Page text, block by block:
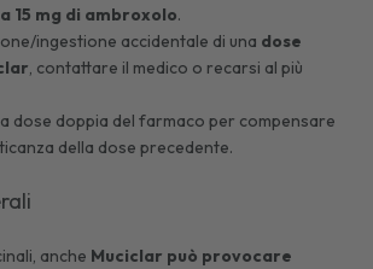
15 mg di ambroxolo.
ingestione accidentale di una dose
, contattare il medico o recarsi al più
dose doppia del farmaco per compensare
della dose precedente.
anche Muciclar può provocare